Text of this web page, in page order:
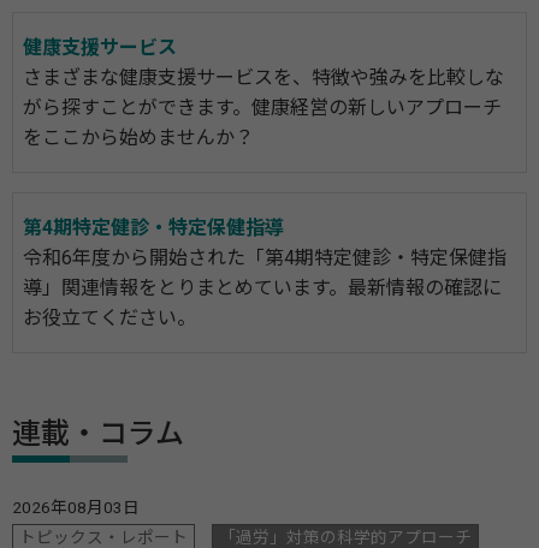
健康支援サービス
さまざまな健康支援サービスを、特徴や強みを比較しな
がら探すことができます。健康経営の新しいアプローチ
をここから始めませんか？
第4期特定健診・特定保健指導
令和6年度から開始された「第4期特定健診・特定保健指
導」関連情報をとりまとめています。最新情報の確認に
お役立てください。
連載・コラム
2026年08月03日
トピックス・レポート
「過労」対策の科学的アプローチ